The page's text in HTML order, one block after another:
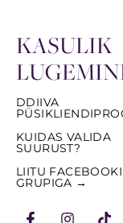
KASULIK
DDIIVA
KUIDAS VALIDA
SUURUST?
LIITU FACEBOOKI
GRUPIGA →